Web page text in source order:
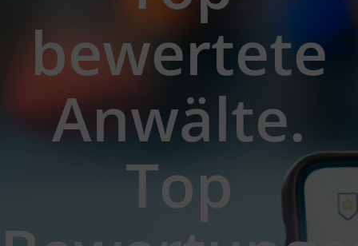
bewertete
Anwälte.
Top